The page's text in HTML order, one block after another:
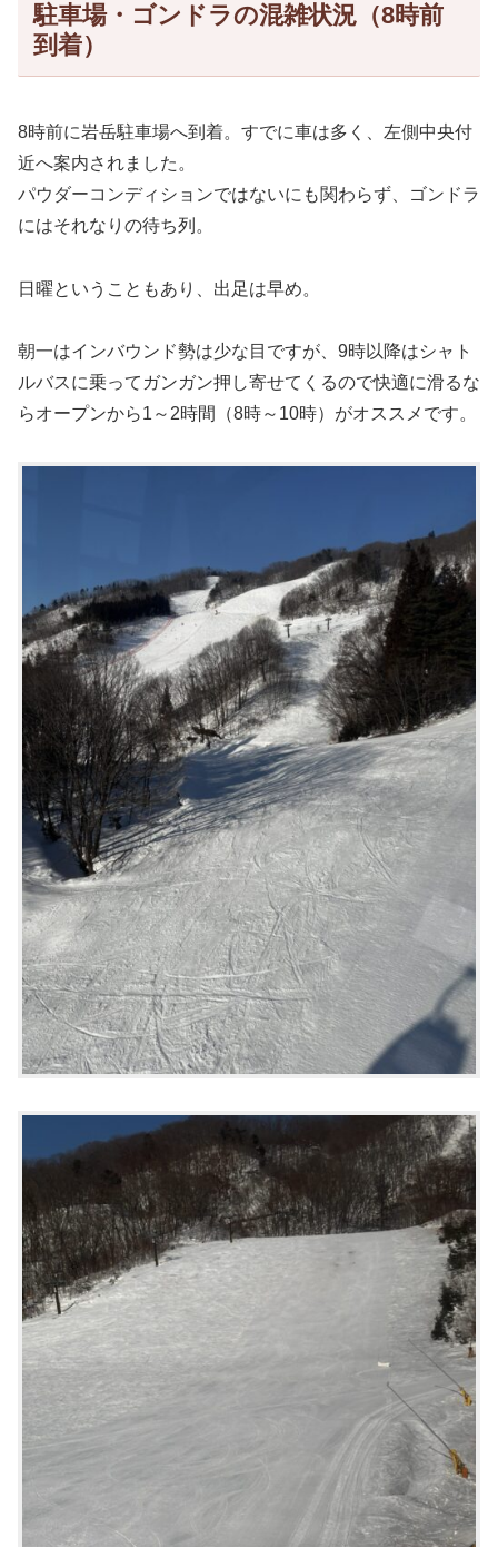
駐車場・ゴンドラの混雑状況（8時前
到着）
8時前に岩岳駐車場へ到着。すでに車は多く、左側中央付
近へ案内されました。
パウダーコンディションではないにも関わらず、ゴンドラ
にはそれなりの待ち列。
日曜ということもあり、出足は早め。
朝一はインバウンド勢は少な目ですが、9時以降はシャト
ルバスに乗ってガンガン押し寄せてくるので快適に滑るな
らオープンから1～2時間（8時～10時）がオススメです。